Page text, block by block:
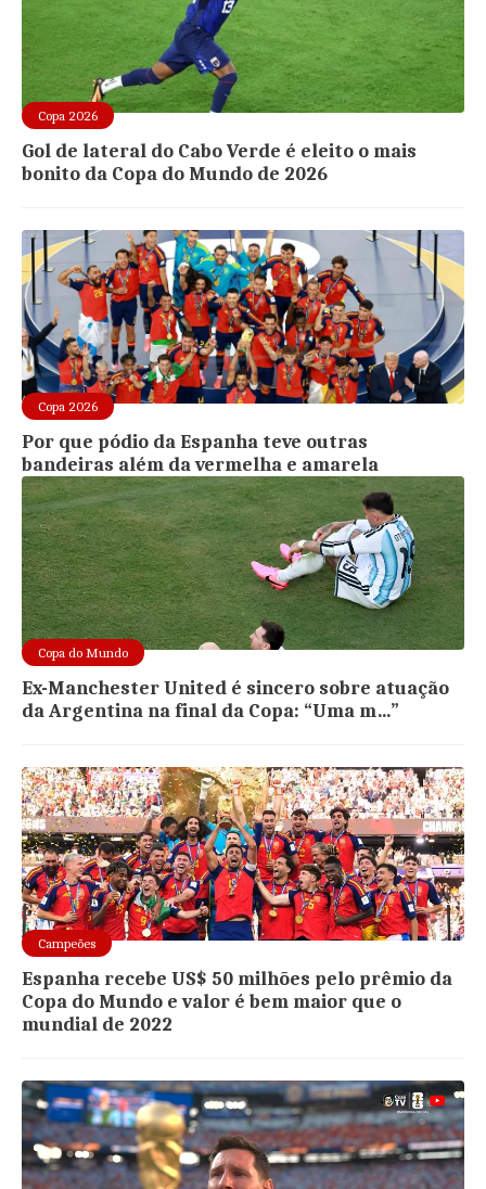
Copa 2026
Gol de lateral do Cabo Verde é eleito o mais
bonito da Copa do Mundo de 2026
Copa 2026
Por que pódio da Espanha teve outras
bandeiras além da vermelha e amarela
Copa do Mundo
Ex-Manchester United é sincero sobre atuação
da Argentina na final da Copa: “Uma m…”
Campeões
Espanha recebe US$ 50 milhões pelo prêmio da
Copa do Mundo e valor é bem maior que o
mundial de 2022